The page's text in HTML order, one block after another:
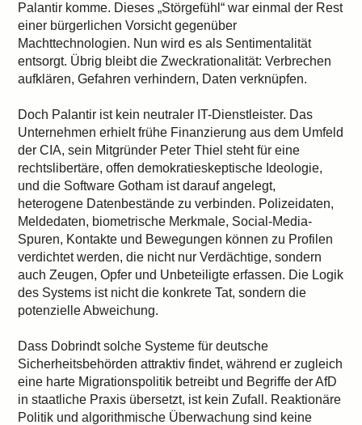
Palantir komme. Dieses „Störgefühl“ war einmal der Rest
einer bürgerlichen Vorsicht gegenüber
Machttechnologien. Nun wird es als Sentimentalität
entsorgt. Übrig bleibt die Zweckrationalität: Verbrechen
aufklären, Gefahren verhindern, Daten verknüpfen.
Doch Palantir ist kein neutraler IT-Dienstleister. Das
Unternehmen erhielt frühe Finanzierung aus dem Umfeld
der CIA, sein Mitgründer Peter Thiel steht für eine
rechtslibertäre, offen demokratieskeptische Ideologie,
und die Software Gotham ist darauf angelegt,
heterogene Datenbestände zu verbinden. Polizeidaten,
Meldedaten, biometrische Merkmale, Social-Media-
Spuren, Kontakte und Bewegungen können zu Profilen
verdichtet werden, die nicht nur Verdächtige, sondern
auch Zeugen, Opfer und Unbeteiligte erfassen. Die Logik
des Systems ist nicht die konkrete Tat, sondern die
potenzielle Abweichung.
Dass Dobrindt solche Systeme für deutsche
Sicherheitsbehörden attraktiv findet, während er zugleich
eine harte Migrationspolitik betreibt und Begriffe der AfD
in staatliche Praxis übersetzt, ist kein Zufall. Reaktionäre
Politik und algorithmische Überwachung sind keine